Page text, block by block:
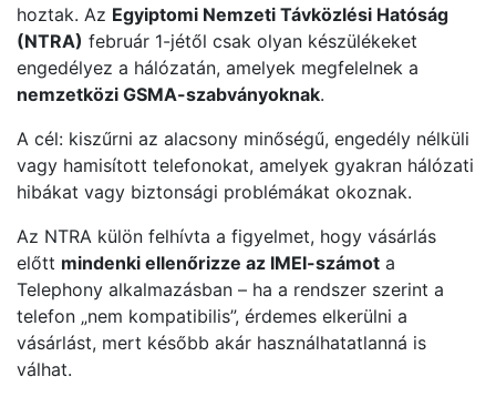
hoztak. Az Egyiptomi Nemzeti Távközlési Hatóság
(NTRA) február 1-jétől csak olyan készülékeket
engedélyez a hálózatán, amelyek megfelelnek a
nemzetközi GSMA-szabványoknak.
A cél: kiszűrni az alacsony minőségű, engedély nélküli
vagy hamisított telefonokat, amelyek gyakran hálózati
hibákat vagy biztonsági problémákat okoznak.
Az NTRA külön felhívta a figyelmet, hogy vásárlás
előtt mindenki ellenőrizze az IMEI-számot a
Telephony alkalmazásban – ha a rendszer szerint a
telefon „nem kompatibilis”, érdemes elkerülni a
vásárlást, mert később akár használhatatlanná is
válhat.